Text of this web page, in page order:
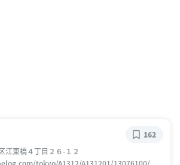
江東橋４丁目２６-１２
162